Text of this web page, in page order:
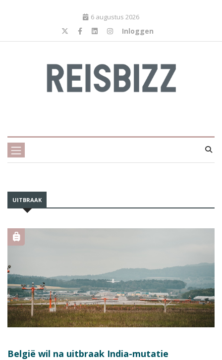
6 augustus 2026
Inloggen
UITBRAAK
België wil na uitbraak India-mutatie